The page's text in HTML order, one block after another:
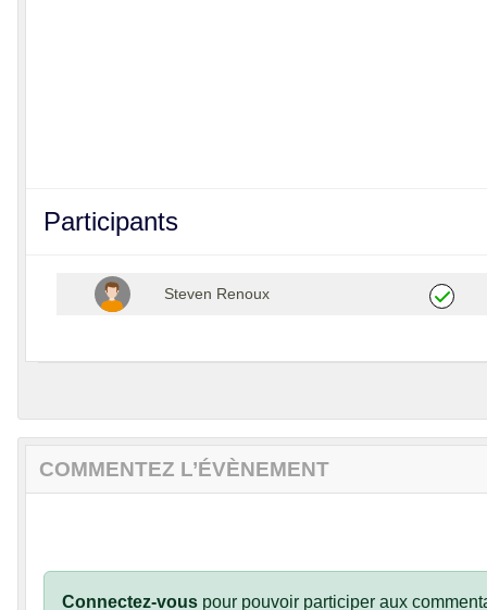
Participants
Steven Renoux
COMMENTEZ L’ÉVÈNEMENT
Connectez-vous pour pouvoir participer aux